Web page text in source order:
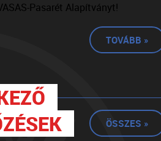
Pasarét Alapítványt!
TOVÁBB »
ÖSSZES »